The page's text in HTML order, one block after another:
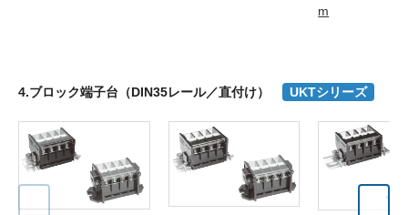
m
4.ブロック端子台（DIN35レール／直付け） UKTシリーズ